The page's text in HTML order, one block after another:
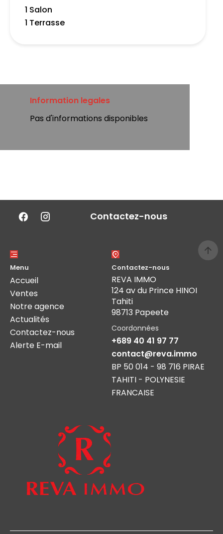
1 Salon
1 Terrasse
Information legales
Pas d'informations disponibles
Contactez-nous
Menu
Accueil
Ventes
Notre agence
Actualités
Contactez-nous
Alerte E-mail
Contactez-nous
REVA IMMO
124 av du Prince HINOI
Tahiti
98713 Papeete
Coordonnées
+689 40 41 97 77
contact@reva.immo
BP 50 014 - 98 716 PIRAE
TAHITI - POLYNESIE
FRANCAISE